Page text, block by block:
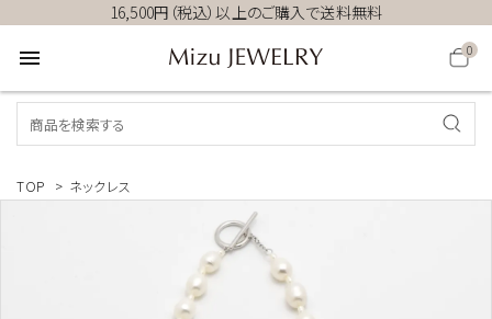
16,500円（税込）以上のご購入で送料無料
menu 0
TOP > ネックレス